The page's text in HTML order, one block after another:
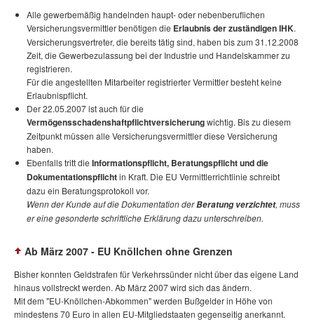
Alle gewerbemäßig handelnden haupt- oder nebenberuflichen
Versicherungsvermittler benötigen die Erlaubnis der zuständigen IHK.
Versicherungsvertreter, die bereits tätig sind, haben bis zum 31.12.2008
Zeit, die Gewerbezulassung bei der Industrie und Handelskammer zu
registrieren.
Für die angestellten Mitarbeiter registrierter Vermittler besteht keine
Erlaubnispflicht.
Der 22.05.2007 ist auch für die
Vermögensschadenshaftpflichtversicherungwichtig. Bis zu diesem
Zeitpunkt müssen alle Versicherungsvermittler diese Versicherung
haben.
Ebenfalls tritt die Informationspflicht, Beratungspflicht und die
Dokumentationspflichtin Kraft. Die EU Vermittlerrichtlinie schreibt
dazu ein Beratungsprotokoll vor.
Wenn der Kunde auf die Dokumentation derBeratung verzichtet, muss
er eine gesonderte schriftliche Erklärung dazu unterschreiben.
Ab März 2007 - EU Knöllchen ohne Grenzen
Bisher konnten Geldstrafen für Verkehrssünder nicht über das eigene Land
hinaus vollstreckt werden. Ab März 2007 wird sich das ändern.
Mit dem "EU-Knöllchen-Abkommen" werden Bußgelder in Höhe von
mindestens 70 Euro in allen EU-Mitgliedstaaten gegenseitig anerkannt.